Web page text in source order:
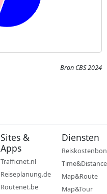
Bron CBS 2024
Sites &
Apps
Trafficnet.nl
Reiseplanung.de
Routenet.be
Diensten
Reiskostenbon
Time&Distance
Map&Route
Map&Tour